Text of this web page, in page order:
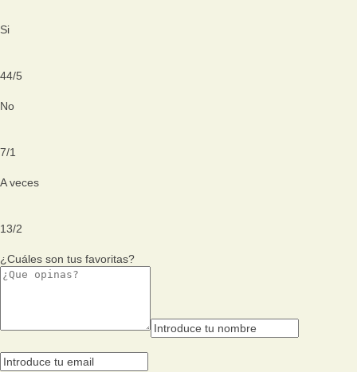
Si
44/5
No
7/1
A veces
13/2
¿Cuáles son tus favoritas?